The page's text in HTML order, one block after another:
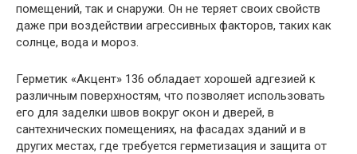
помещений, так и снаружи. Он не теряет своих свойств
даже при воздействии агрессивных факторов, таких как
солнце, вода и мороз.
Герметик «Акцент» 136 обладает хорошей адгезией к
различным поверхностям, что позволяет использовать
его для заделки швов вокруг окон и дверей, в
сантехнических помещениях, на фасадах зданий и в
других местах, где требуется герметизация и защита от